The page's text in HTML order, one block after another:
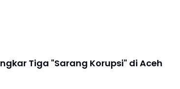
Tiga "Sarang Korupsi" di Aceh